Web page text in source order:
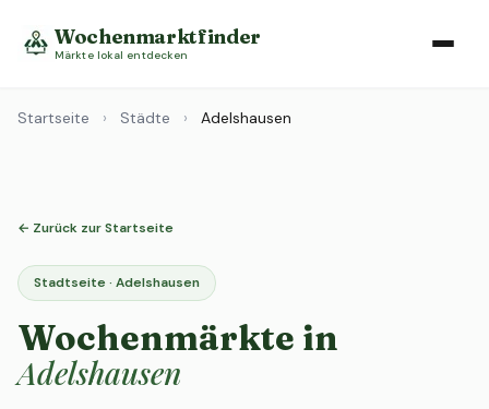
Wochenmarktfinder
Märkte lokal entdecken
Startseite › Städte › Adelshausen
← Zurück zur Startseite
Stadtseite · Adelshausen
Wochenmärkte in
Adelshausen